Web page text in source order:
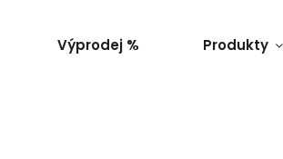
Výprodej % Produkty